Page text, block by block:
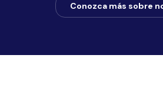
Conozca más sobre